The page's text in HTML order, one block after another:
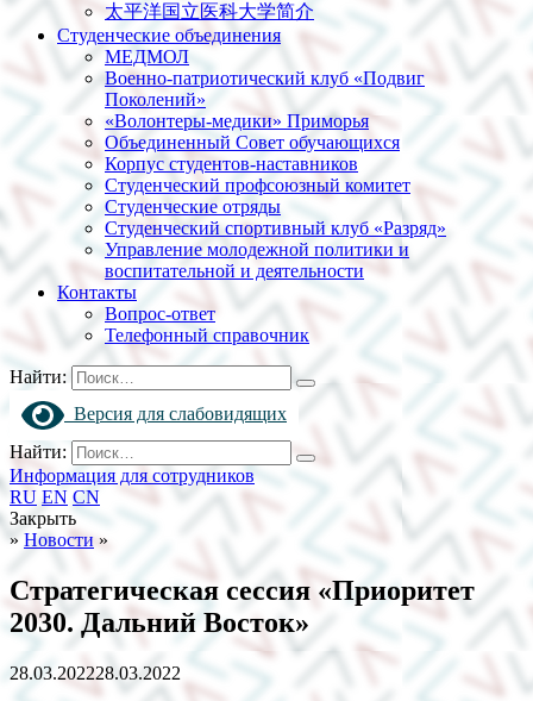
太平洋国立医科大学简介
Студенческие объединения
МЕДМОЛ
Военно-патриотический клуб «Подвиг
Поколений»
«Волонтеры-медики» Приморья
Объединенный Совет обучающихся
Корпус студентов-наставников
Студенческий профсоюзный комитет
Студенческие отряды
Студенческий спортивный клуб «Разряд»
Управление молодежной политики и
воспитательной и деятельности
Контакты
Вопрос-ответ
Телефонный справочник
Найти:
Версия для слабовидящих
Найти:
Информация для сотрудников
RU EN CN
Закрыть
» Новости »
Стратегическая сессия «Приоритет
2030. Дальний Восток»
28.03.202228.03.2022